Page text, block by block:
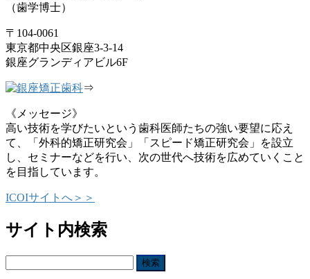
（歯学博士）
〒104-0061
東京都中央区銀座3-3-14
銀座グランディアビル6F
⇒
《メッセージ》
高い技術を学びたいという歯科医師たちの強い要望に応え
て、「外科的矯正研究会」「スピード矯正研究会」を設立
し、セミナーなどを行い、次の世代へ技術を広めていくこと
を目指しています。
ICOIサイトへ＞＞
サイト内検索